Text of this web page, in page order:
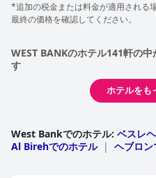
*追加の税金または料金が適用される
最終の価格を確認してください。
WEST BANKのホテル141軒の
す
ホテルをも
West Bankでのホテル: ベスレ
Al Birehでのホテル | ヘブロ